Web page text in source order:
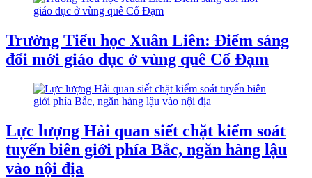
Trường Tiểu học Xuân Liên: Điểm sáng
đổi mới giáo dục ở vùng quê Cổ Đạm
Lực lượng Hải quan siết chặt kiểm soát
tuyến biên giới phía Bắc, ngăn hàng lậu
vào nội địa